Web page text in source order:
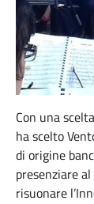
Con una
ha scelto
di origine
presenziare
risuonare